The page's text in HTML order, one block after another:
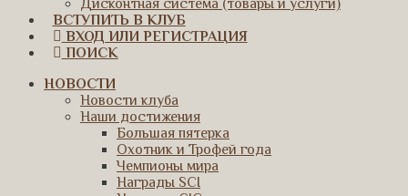
Дисконтная система (товары и услуги)
ВСТУПИТЬ В КЛУБ
ВХОД ИЛИ РЕГИСТРАЦИЯ
ПОИСК
НОВОСТИ
Новости клуба
Наши достижения
Большая пятерка
Охотник и Трофей года
Чемпионы мира
Награды SCI